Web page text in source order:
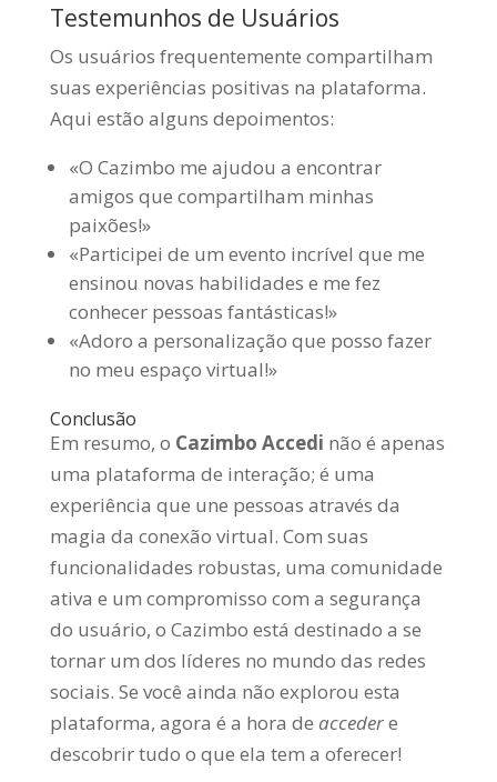
Testemunhos de Usuários
Os usuários frequentemente compartilham
suas experiências positivas na plataforma.
Aqui estão alguns depoimentos:
«O Cazimbo me ajudou a encontrar
amigos que compartilham minhas
paixões!»
«Participei de um evento incrível que me
ensinou novas habilidades e me fez
conhecer pessoas fantásticas!»
«Adoro a personalização que posso fazer
no meu espaço virtual!»
Conclusão
Em resumo, o Cazimbo Accedi não é apenas
uma plataforma de interação; é uma
experiência que une pessoas através da
magia da conexão virtual. Com suas
funcionalidades robustas, uma comunidade
ativa e um compromisso com a segurança
do usuário, o Cazimbo está destinado a se
tornar um dos líderes no mundo das redes
sociais. Se você ainda não explorou esta
plataforma, agora é a hora de accedere
descobrir tudo o que ela tem a oferecer!